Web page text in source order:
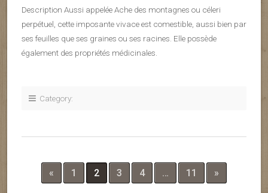
Description Aussi appelée Ache des montagnes ou céleri
perpétuel, cette imposante vivace est comestible, aussi bien par
ses feuilles que ses graines ou ses racines. Elle possède
également des propriétés médicinales.
Category:
« 1 2 3 4 … 11 »